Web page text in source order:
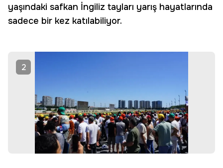
yaşındaki safkan İngiliz tayları yarış hayatlarında
sadece bir kez katılabiliyor.
2